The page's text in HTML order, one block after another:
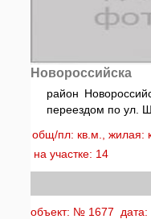
Новороссийска
район
переездом по ул.
общ/пл: кв.м., жилая:
на участке: 14
объект: № 1677 дата: